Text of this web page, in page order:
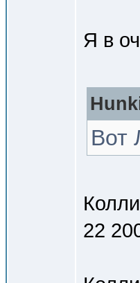
Я в
Вот
22